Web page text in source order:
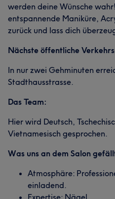
werden deine Wünsche
entspannende Maniküre,
zurück und lass dich
Nächste öffentliche
In nur zwei Gehminuten
Stadthausstrasse.
Das Team:
Hier wird Deutsch,
Vietnamesisch gesprochen.
Was uns an dem Salon
Atmosphäre:
einladend.
Expertise: Nägel.